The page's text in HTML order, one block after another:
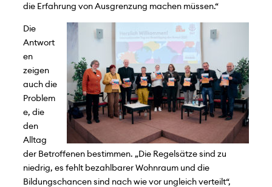
die Erfahrung von Ausgrenzung machen müssen.“
Die
Antwort
en
zeigen
auch die
Problem
e, die
den
Alltag
der Betroffenen bestimmen. „Die Regelsätze sind zu
niedrig, es fehlt bezahlbarer Wohnraum und die
Bildungschancen sind nach wie vor ungleich verteilt“,